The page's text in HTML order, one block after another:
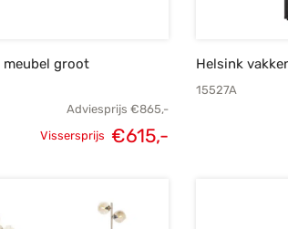
meubel groot
Adviesprijs €865,-
€865,-.
Vissersprijs €615,-
Helsink
15527A